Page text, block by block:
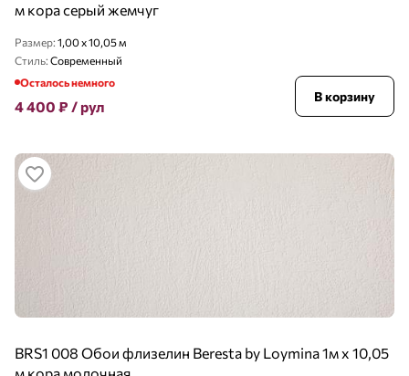
м кора серый жемчуг
Размер: 1,00 x 10,05 м
Стиль: Современный
Осталось немного
4 400 ₽ / рул
В корзину
BRS1 008 Обои флизелин Beresta by Loymina 1м х 10,05